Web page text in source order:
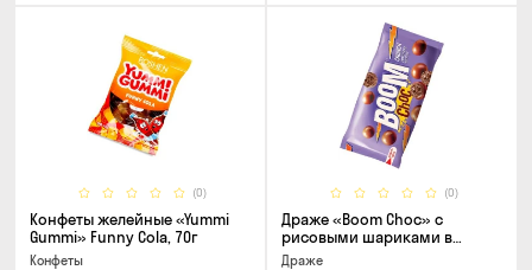
(0)
Конфеты желейные «Yummi
Gummi» Funny Cola, 70г
Конфеты
(0)
Драже «Boom Choc» с
рисовыми шариками в
молочном шоколаде, 30г
Драже